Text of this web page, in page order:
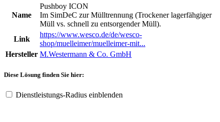
Name
Pushboy ICON
Im SimDeC zur Mülltrennung (Trockener lagerfähgiger
Müll vs. schnell zu entsorgender Müll).
Link
https://www.wesco.de/de/wesco-
shop/muelleimer/muelleimer-mit...
Hersteller M.Westermann & Co. GmbH
Diese Lösung finden Sie hier:
Dienstleistungs-Radius einblenden